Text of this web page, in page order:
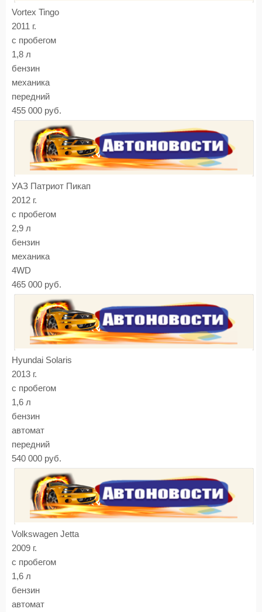
Vortex Tingo
2011 г.
с пробегом
1,8 л
бензин
механика
передний
455 000 руб.
УАЗ Патриот Пикап
2012 г.
с пробегом
2,9 л
бензин
механика
4WD
465 000 руб.
Hyundai Solaris
2013 г.
с пробегом
1,6 л
бензин
автомат
передний
540 000 руб.
Volkswagen Jetta
2009 г.
с пробегом
1,6 л
бензин
автомат